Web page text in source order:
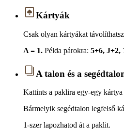
Kártyák
Csak olyan kártyákat
A = 1. Példa párokra: 5+6, J+2,
A talon és a
Kattints a paklira egy-egy
Bármelyik segédtalon legfelső
1-szer lapozhatod át a paklit.